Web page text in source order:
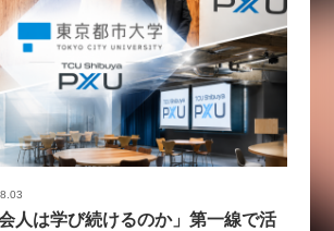
人は学び続けるのか」第一線で活